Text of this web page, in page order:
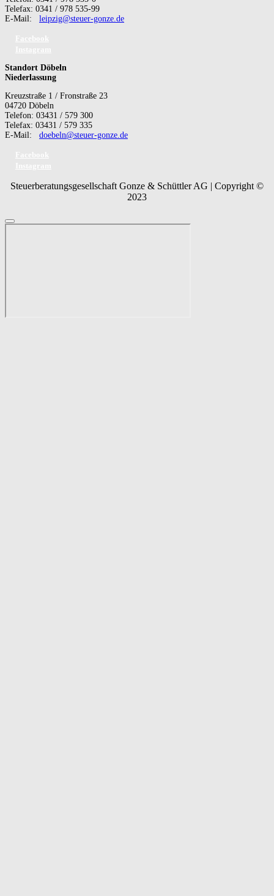
Telefax: 0341 / 978 535-99
E-Mail: leipzig@steuer-gonze.de
Standort Döbeln
Niederlassung
Kreuzstraße 1 / Fronstraße 23
04720 Döbeln
Telefon: 03431 / 579 300
Telefax: 03431 / 579 335
E-Mail: doebeln@steuer-gonze.de
Steuerberatungsgesellschaft Gonze & Schüttler AG | Copyright ©
2023